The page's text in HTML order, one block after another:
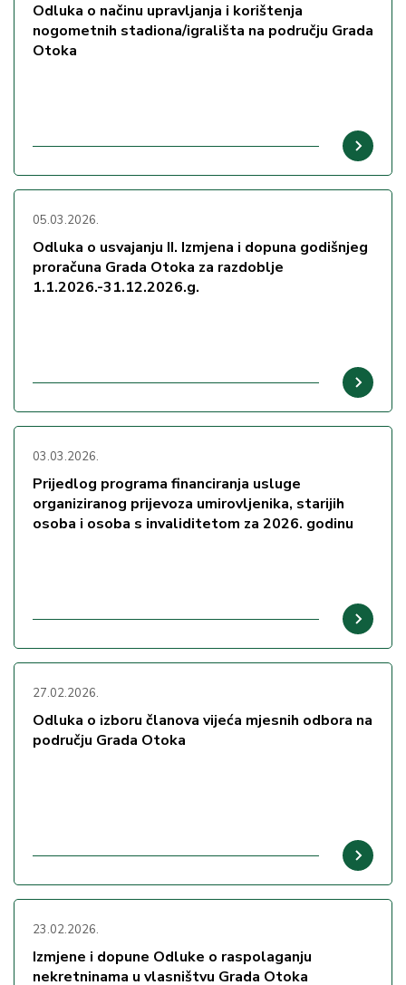
Odluka o načinu upravljanja i korištenja
nogometnih stadiona/igrališta na području Grada
Otoka
05.03.2026.
Odluka o usvajanju II. Izmjena i dopuna godišnjeg
proračuna Grada Otoka za razdoblje
1.1.2026.-31.12.2026.g.
03.03.2026.
Prijedlog programa financiranja usluge
organiziranog prijevoza umirovljenika, starijih
osoba i osoba s invaliditetom za 2026. godinu
27.02.2026.
Odluka o izboru članova vijeća mjesnih odbora na
području Grada Otoka
23.02.2026.
Izmjene i dopune Odluke o raspolaganju
nekretninama u vlasništvu Grada Otoka